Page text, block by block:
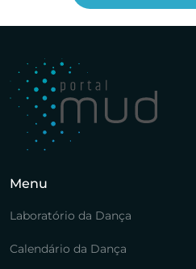
Menu
Laboratório da Dança
Calendário da Dança